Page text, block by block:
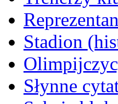
Stadion
Słynne